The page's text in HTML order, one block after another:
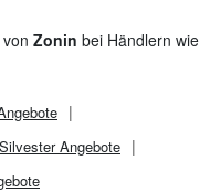
Zonin bei Händlern wie
Silvester Angebote